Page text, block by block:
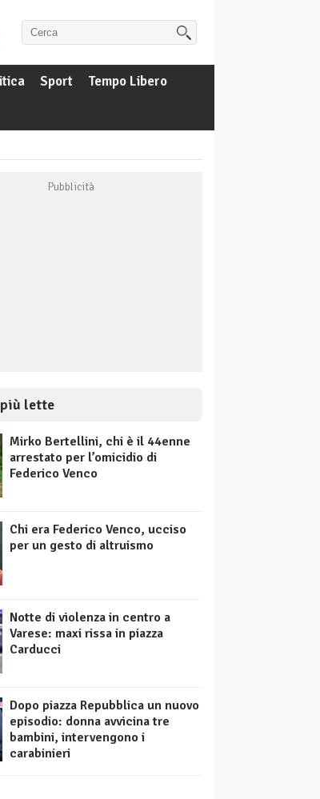
Sport
Tempo Libero
lette
Mirko Bertellini, chi è il 44enne
arrestato per l’omicidio di
Federico Venco
Chi era Federico Venco, ucciso
per un gesto di altruismo
Notte di violenza in centro a
Varese: maxi rissa in piazza
Carducci
Dopo piazza Repubblica un nuovo
episodio: donna avvicina tre
bambini, intervengono i
carabinieri